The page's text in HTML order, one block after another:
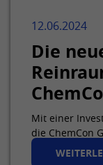
12.06.2024
Die
Mit einer
die ChemCon